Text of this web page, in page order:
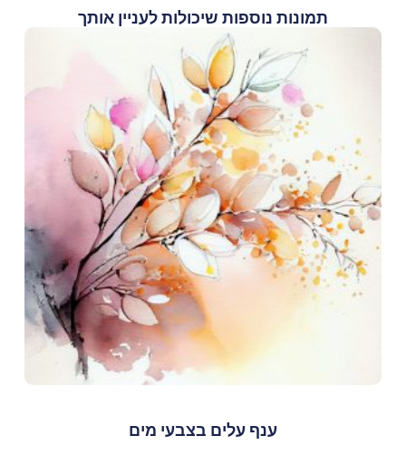
תמונות נוספות שיכולות לעניין אותך
ענף עלים בצבעי מים